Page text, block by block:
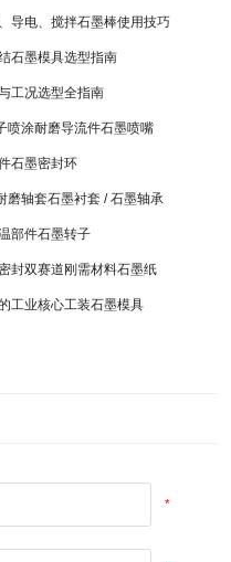
导电、搅拌石墨棒使用技巧
石墨模具选型指南
工况选型全指南
喷涂耐磨导流件石墨喷嘴
石墨密封环
磨轴套石墨衬套 / 石墨轴承
部件石墨转子
封双赛道刚需材料石墨纸
工业核心工装石墨模具
*